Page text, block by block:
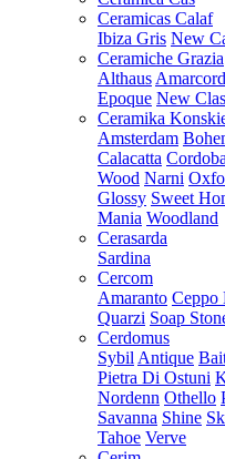
Ceramicas Calaf
Ibiza Gris New
Ceramiche Grazia
Althaus Amarcord
Epoque New
Ceramika
Amsterdam
Calacatta Cordoba
Wood Narni
Glossy Sweet
Mania Woodland
Cerasarda
Sardina
Cercom
Amaranto Ceppo
Quarzi Soap
Cerdomus
Sybil Antique
Pietra Di Ostuni
Nordenn Othello
Savanna Shine
Tahoe Verve